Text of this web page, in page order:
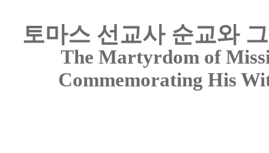
토마스 선교사 순교와
The Martyrdom of
Commemorating His